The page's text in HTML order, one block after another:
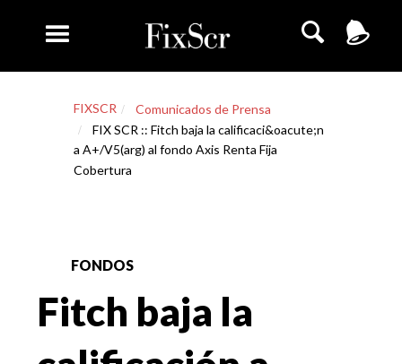
FIXSCR
Comunicados de Prensa
FIX SCR :: Fitch baja la calificaci&oacute;n
a A+/V5(arg) al fondo Axis Renta Fija
Cobertura
FONDOS
Fitch baja la